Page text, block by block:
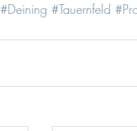
#Deining #Tauernfeld